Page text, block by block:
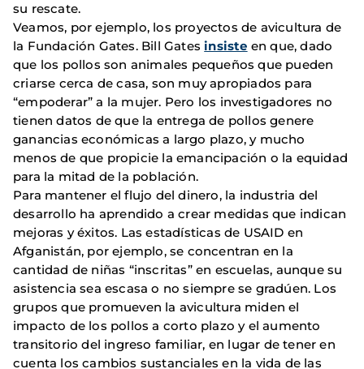
su rescate.
Veamos, por ejemplo, los proyectos de avicultura de
la Fundación Gates. Bill Gatesinsiste en que, dado
que los pollos son animales pequeños que pueden
criarse cerca de casa, son muy apropiados para
“empoderar” a la mujer. Pero los investigadores no
tienen datos de que la entrega de pollos genere
ganancias económicas a largo plazo, y mucho
menos de que propicie la emancipación o la equidad
para la mitad de la población.
Para mantener el flujo del dinero, la industria del
desarrollo ha aprendido a crear medidas que indican
mejoras y éxitos. Las estadísticas de USAID en
Afganistán, por ejemplo, se concentran en la
cantidad de niñas “inscritas” en escuelas, aunque su
asistencia sea escasa o no siempre se gradúen. Los
grupos que promueven la avicultura miden el
impacto de los pollos a corto plazo y el aumento
transitorio del ingreso familiar, en lugar de tener en
cuenta los cambios sustanciales en la vida de las